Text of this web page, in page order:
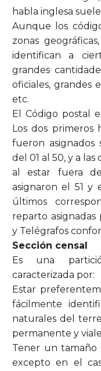
habla inglesa
Aunque los
zonas
identifican a
grandes
oficiales, grandes
etc.
El Código postal
Los dos primeros
fueron asignados
del 01 al 50, y a
al estar fuera
asignaron el 51 y
últimos
reparto asignadas
y Telégrafos
Sección censal
Es una
caracterizada por:
Estar
fácilmente
naturales del
permanente y
Tener un tamaño
excepto en el